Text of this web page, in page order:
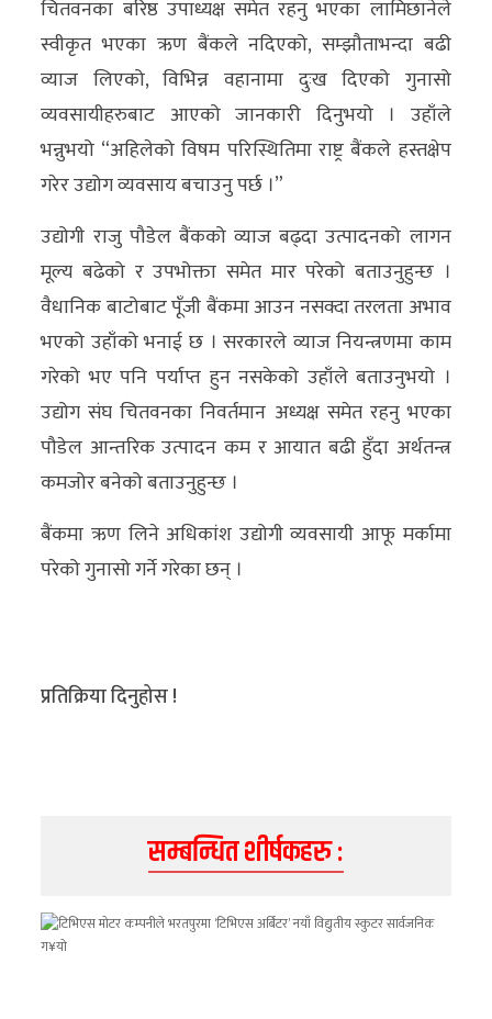
चितवनका बरिष्ठ उपाध्यक्ष समेत रहनु भएका लामिछानेले
स्वीकृत भएका ऋण बैंकले नदिएको, सम्झौताभन्दा बढी
व्याज लिएको, विभिन्न वहानामा दुःख दिएको गुनासो
व्यवसायीहरुबाट आएको जानकारी दिनुभयो । उहाँले
भन्नुभयो “अहिलेको विषम परिस्थितिमा राष्ट्र बैंकले हस्तक्षेप
गरेर उद्योग व्यवसाय बचाउनु पर्छ ।”
उद्योगी राजु पौडेल बैंकको व्याज बढ्दा उत्पादनको लागन
मूल्य बढेको र उपभोक्ता समेत मार परेको बताउनुहुन्छ ।
वैधानिक बाटोबाट पूँजी बैंकमा आउन नसक्दा तरलता अभाव
भएको उहाँको भनाई छ । सरकारले व्याज नियन्त्रणमा काम
गरेको भए पनि पर्याप्त हुन नसकेको उहाँले बताउनुभयो ।
उद्योग संघ चितवनका निवर्तमान अध्यक्ष समेत रहनु भएका
पौडेल आन्तरिक उत्पादन कम र आयात बढी हुँदा अर्थतन्त्र
कमजोर बनेको बताउनुहुन्छ ।
बैंकमा ऋण लिने अधिकांश उद्योगी व्यवसायी आफू मर्कामा
परेको गुनासो गर्ने गरेका छन् ।
प्रतिक्रिया दिनुहोस !
सम्बन्धित शीर्षकहरु :